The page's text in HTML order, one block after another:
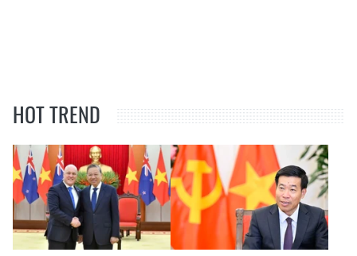
HOT TREND